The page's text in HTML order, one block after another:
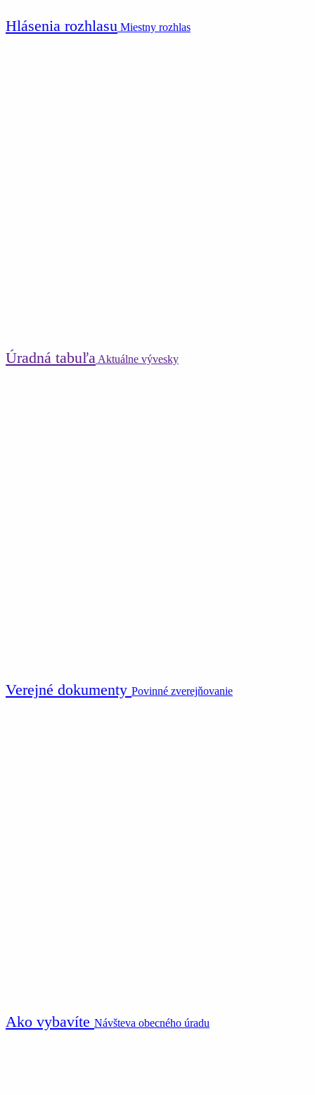
Hlásenia rozhlasu Miestny rozhlas
Úradná tabuľa Aktuálne vývesky
Verejné dokumenty Povinné zverejňovanie
Ako vybavíte Návšteva obecného úradu